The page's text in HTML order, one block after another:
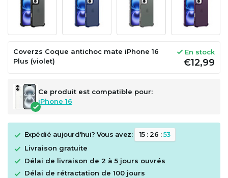
Coverzs Coque antichoc mate iPhone 16
Plus (violet)
En stock
€12,99
Ce produit est compatible pour:
iPhone 16
Expédié aujourd'hui? Vous avez: 15:26 :53
Livraison gratuite
Délai de livraison de 2 à 5 jours ouvrés
Délai de rétractation de 100 jours